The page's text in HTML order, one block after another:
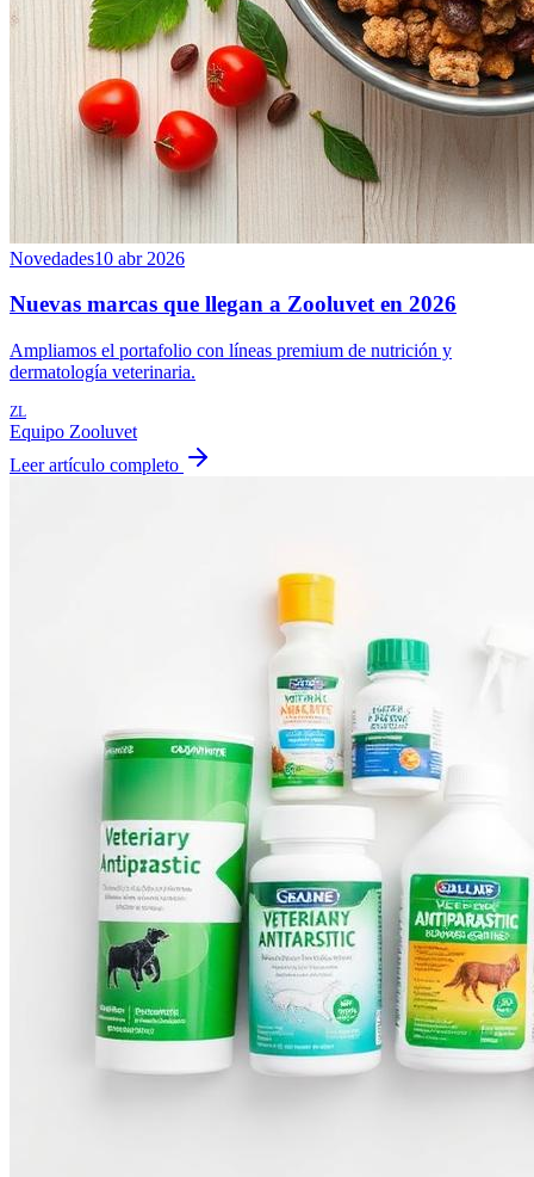
Novedades10 abr 2026
Nuevas marcas que llegan a Zooluvet en 2026
Ampliamos el portafolio con líneas premium de nutrición y
dermatología veterinaria.
ZL
Equipo Zooluvet
Leer artículo completo